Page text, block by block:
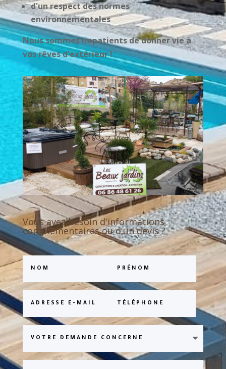
d'un respect des normes
environnementales
Nous sommes impatients de donner vie à
vos rêves d'extérieur !
Vous avez besoin d'informations
complémentaires ou d'un devis ?